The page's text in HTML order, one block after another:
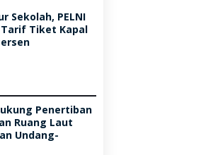
Sekolah, PELNI
Tarif Tiket Kapal
Penertiban
Ruang Laut
Undang-